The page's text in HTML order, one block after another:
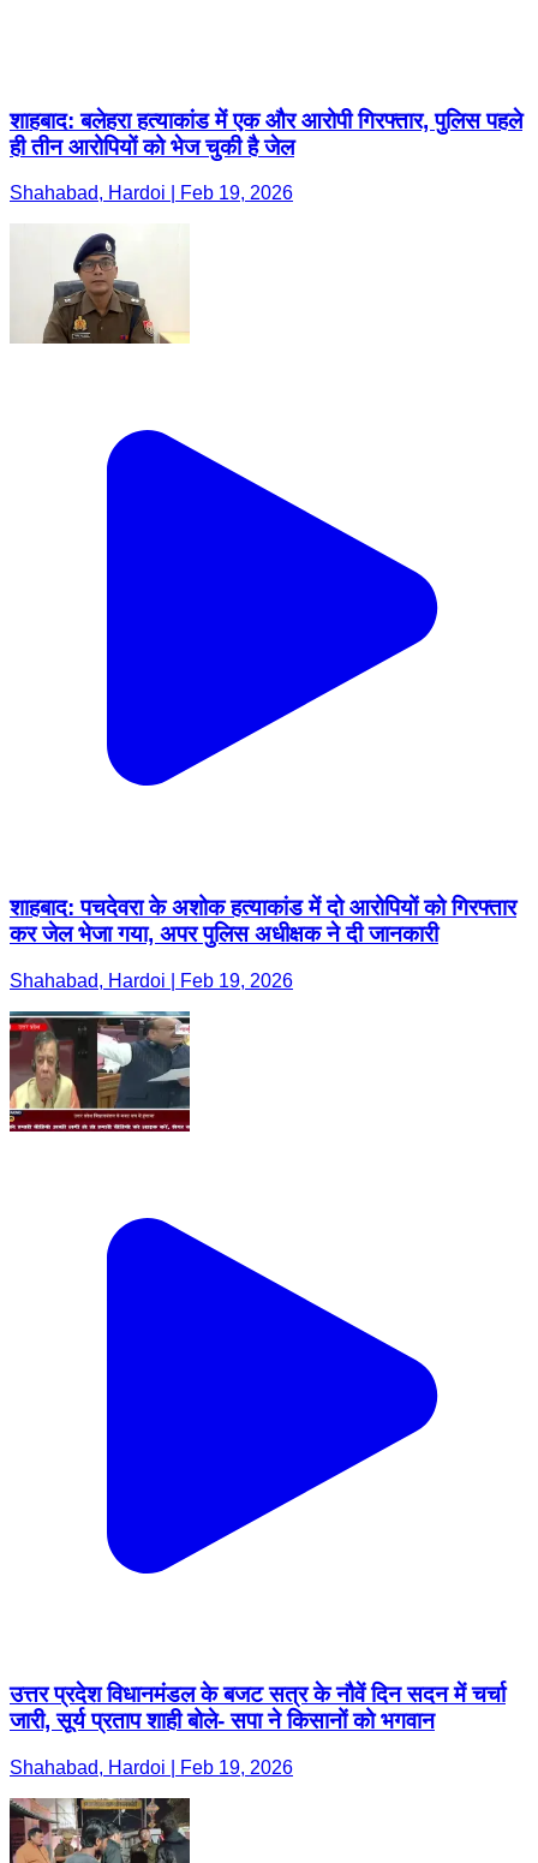
शाहबाद: बलेहरा हत्याकांड में एक और आरोपी गिरफ्तार, पुलिस पहले
ही तीन आरोपियों को भेज चुकी है जेल
Shahabad, Hardoi | Feb 19, 2026
शाहबाद: पचदेवरा के अशोक हत्याकांड में दो आरोपियों को गिरफ्तार
कर जेल भेजा गया, अपर पुलिस अधीक्षक ने दी जानकारी
Shahabad, Hardoi | Feb 19, 2026
उत्तर प्रदेश विधानमंडल के बजट सत्र के नौवें दिन सदन में चर्चा
जारी, सूर्य प्रताप शाही बोले- सपा ने किसानों को भगवान
Shahabad, Hardoi | Feb 19, 2026